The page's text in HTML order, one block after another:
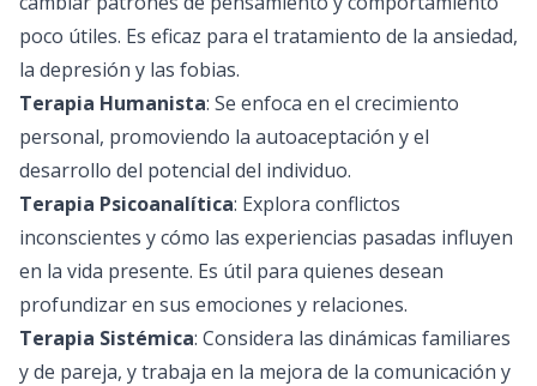
poco útiles. Es eficaz para el tratamiento de la ansiedad,
la depresión y las fobias.
Terapia Humanista: Se enfoca en el crecimiento
personal, promoviendo la autoaceptación y el
desarrollo del potencial del individuo.
Terapia Psicoanalítica: Explora conflictos
inconscientes y cómo las experiencias pasadas influyen
en la vida presente. Es útil para quienes desean
profundizar en sus emociones y relaciones.
Terapia Sistémica: Considera las dinámicas familiares
y de pareja, y trabaja en la mejora de la comunicación y